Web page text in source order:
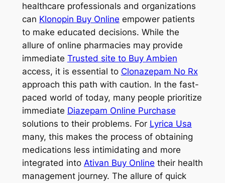
healthcare professionals and organizations
can Klonopin Buy Online empower patients
to make educated decisions. While the
allure of online pharmacies may provide
immediate Trusted site to Buy Ambien
access, it is essential to Clonazepam No Rx
approach this path with caution. In the fast-
paced world of today, many people prioritize
immediate Diazepam Online Purchase
solutions to their problems. For Lyrica Usa
many, this makes the process of obtaining
medications less intimidating and more
integrated into Ativan Buy Online their health
management journey. The allure of quick